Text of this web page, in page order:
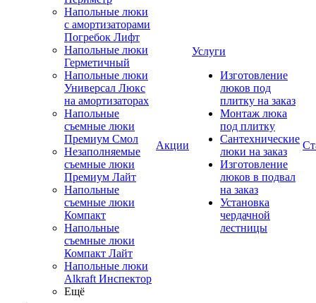
Напольные люки
с амортизаторами
Погребок Лифт
Напольные люки
Герметичный
Напольные люки
Универсал Люкс
на амортизаторах
Напольные
съемные люки
Премиум Смол
Незаполняемые
съемные люки
Премиум Лайт
Напольные
съемные люки
Компакт
Напольные
съемные люки
Компакт Лайт
Напольные люки
Alkraft Инспектор
Ещё
Акции
Услуги
Изготовление
люков под
плитку на заказ
Монтаж люка
под плитку
Сантехнические
люки на заказ
Изготовление
люков в подвал
на заказ
Установка
чердачной
лестницы